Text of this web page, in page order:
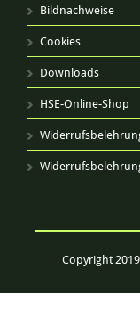
Bildnachweise
Cookies
Downloads
HSE-Online-Shop
Copyright